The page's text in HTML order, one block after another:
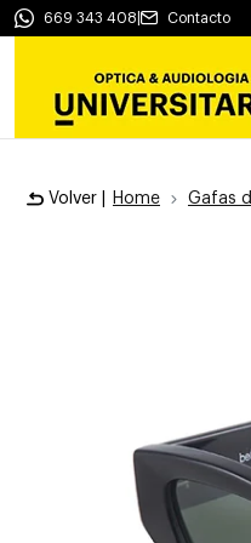
669 343 408 Contacto
Volver | Home Gafas